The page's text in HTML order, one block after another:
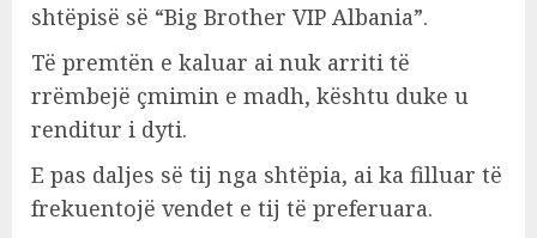
shtëpisë së “Big Brother VIP Albania”.
Të premtën e kaluar ai nuk arriti të
rrëmbejë çmimin e madh, kështu duke u
renditur i dyti.
E pas daljes së tij nga shtëpia, ai ka filluar të
frekuentojë vendet e tij të preferuara.